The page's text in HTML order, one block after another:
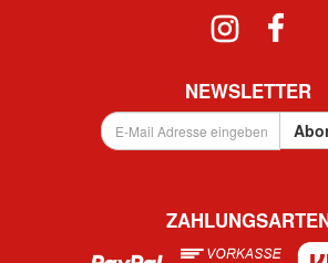
NEWSLETTER
Mail
...